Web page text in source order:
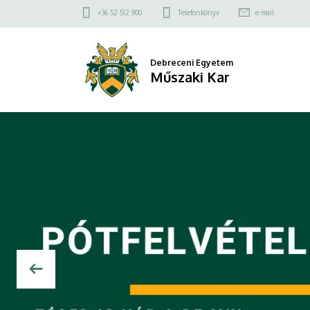
Felső
menü
+36 52 512 900 Telefonkönyv e-mail
Debreceni Egyetem
Műszaki Kar